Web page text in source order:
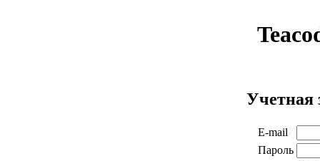
Учетная
E-mail
Пароль